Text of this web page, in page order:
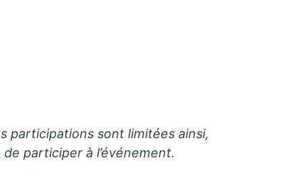
participations sont limitées ainsi,
participer à l’événement.